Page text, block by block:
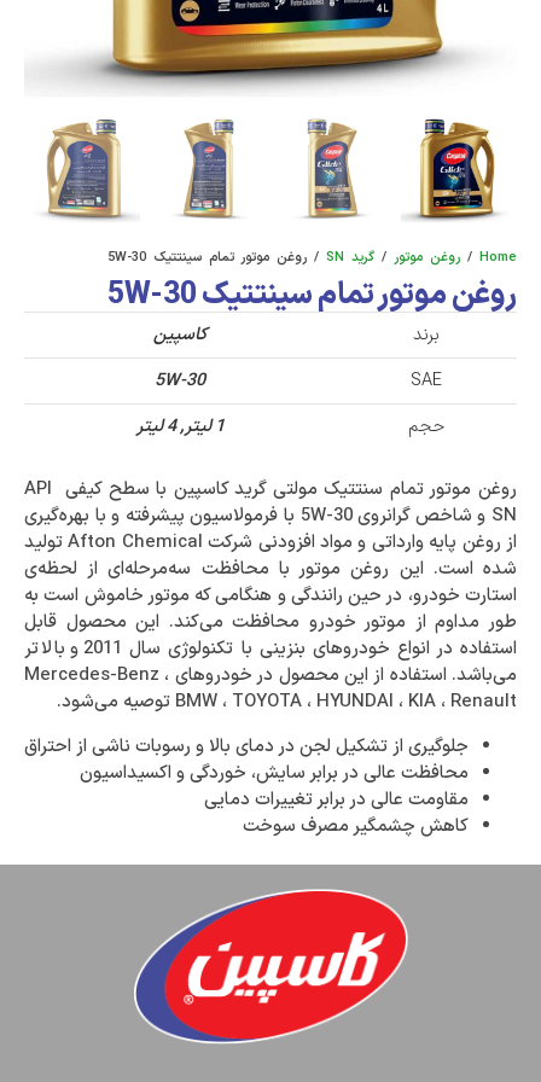
Home
/ روغن موتور / گرید SN / روغن موتور تمام سینتتیک ‎‎‎5W-30
روغن موتور تمام سینتتیک ‎‎‎5W-30
برند
کاسپین
SAE
5W-30
حجم
1 لیتر, 4 لیتر
روغن موتور تمام سنتتیک مولتی گرید کاسپین با سطح کیفی API
SN و شاخص گرانروی 5W-30 با فرمولاسیون پیشرفته و با بهره‌گیری
از روغن پایه وارداتی و مواد افزودنی شرکت Afton Chemical تولید
شده است. این روغن موتور با محافظت سه‌مرحله‌ای از لحظه‌ی
استارت خودرو، در حین رانندگی و هنگامی که موتور خاموش است به
طور مداوم از موتور خودرو محافظت می‌کند. این محصول قابل
استفاده در انواع خودروهای بنزینی با تکنولوژی سال 2011 و بالاتر
می‌باشد. استفاده از این محصول در خودروهای Mercedes-Benz ،
BMW ، TOYOTA ، HYUNDAI ، KIA ، Renault توصیه می‌شود.
جلوگیری از تشکیل لجن در دمای بالا و رسوبات ناشی از احتراق
محافظت عالی در برابر سایش، خوردگی و اکسیداسیون
مقاومت عالی در برابر تغییرات دمایی
کاهش چشمگیر مصرف سوخت